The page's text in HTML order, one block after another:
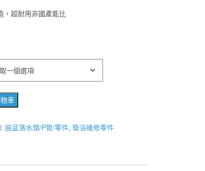
，超耐用非國產能比
車
臉盆落水頭/P管/零件, 衛浴維修零件